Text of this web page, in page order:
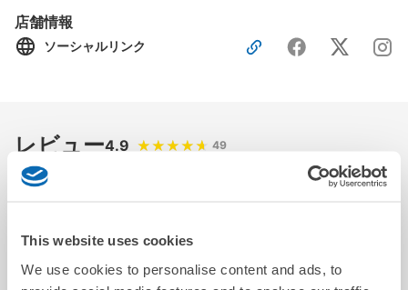
This website uses cookies
We use cookies to personalise content and ads, to
店舗情報
ソーシャルリンク
レビュー4.9 49
2026-05-15